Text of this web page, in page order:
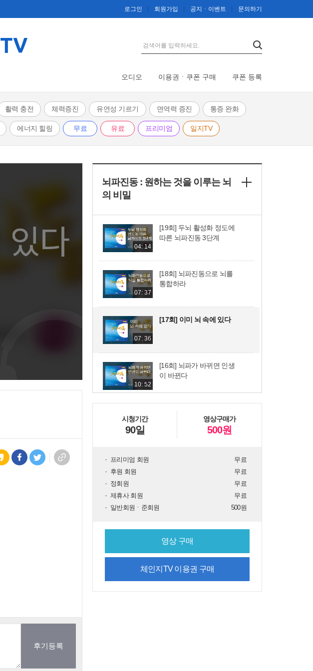
로그인 회원가입 공지ㆍ이벤트 문의하기
오디오 이용권ㆍ쿠폰 구매 쿠폰 등록
활력 충전 체력증진 유연성 기르기 면역력 증진 통증 완화
에너지 힐링 무료 유료 프리미엄 일지TV
뇌파진동 : 원하는 것을 이루는 뇌
의 비밀
06: 35
고성에 얽힌 사연
[23회] 뇌파진동의 특별한
효과
05: 03
에 알아둘 점
[21회] 뇌파진동 따라 하기 -
응용편
[20회] 뇌파진동 따라 하기 -
04: 14
[19회] 두뇌 활성화 정도에
따른 뇌파진동 3단계
07: 37
[18회] 뇌파진동으로 뇌를
통합하라
07: 36
[17회] 이미 뇌 속에 있다
10: 52
[16회] 뇌파가 바뀌면 인생
이 바뀐다
09: 15
[15회] 최고의 명약은 뇌 속
08: 32
[14회] 소크라테스 대화법 -
[13회] 뇌교육, 뇌를 믿어주
08: 10
성화된다
시청기간
90일
영상구매가
500원
프리미엄 회원
무료
후원 회원
무료
정회원
무료
제휴사 회원
무료
일반회원ㆍ준회원
500원
영상 구매
체인지TV 이용권 구매